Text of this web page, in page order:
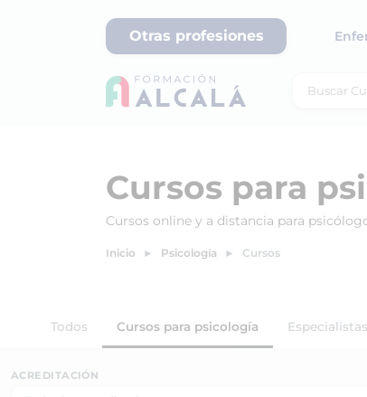
Otras profesiones
Cursos para
Cursos online y a distancia para
Inicio Psicología Cursos
Todos Cursos para psicología
ACREDITACIÓN